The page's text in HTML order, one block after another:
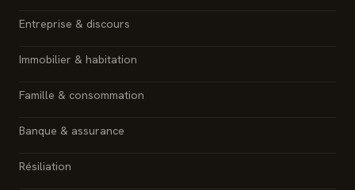
Entreprise & discours
Immobilier & habitation
Famille & consommation
Banque & assurance
Résiliation